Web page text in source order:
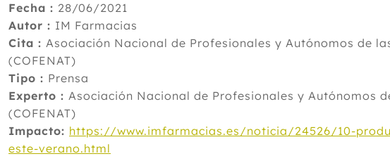
Fecha : 28/06/2021
Autor : IM Farmacias
Cita : Asociación Nacional de Profesionales y Autónomos de
(COFENAT)
Tipo : Prensa
Experto : Asociación Nacional de Profesionales y Autónomos
(COFENAT)
Impacto: https://www.imfarmacias.es/noticia/24526/10-
este-verano.html